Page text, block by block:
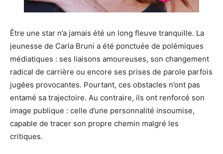
Être une star n’a jamais été un long fleuve tranquille. La
jeunesse de Carla Bruni a été ponctuée de polémiques
médiatiques : ses liaisons amoureuses, son changement
radical de carrière ou encore ses prises de parole parfois
jugées provocantes. Pourtant, ces obstacles n’ont pas
entamé sa trajectoire. Au contraire, ils ont renforcé son
image publique : celle d’une personnalité insoumise,
capable de tracer son propre chemin malgré les
critiques.